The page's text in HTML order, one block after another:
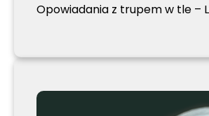
Opowiadania z trupem w tle –